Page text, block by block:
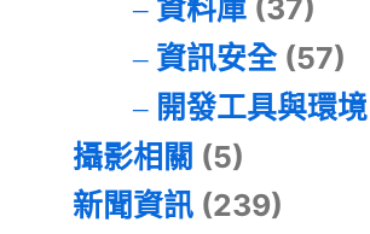
資料庫(37)
資訊安全(57)
開發工具與環境
攝影相關 (5)
新聞資訊 (239)